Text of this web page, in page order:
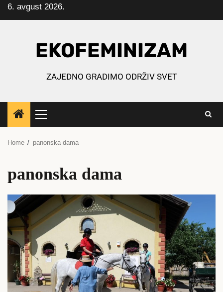
Skip
to
6. avgust 2026.
EKOFEMINIZAM
ZAJEDNO GRADIMO ODRŽIV SVET
Primary
Menu
Home panonska dama
panonska dama